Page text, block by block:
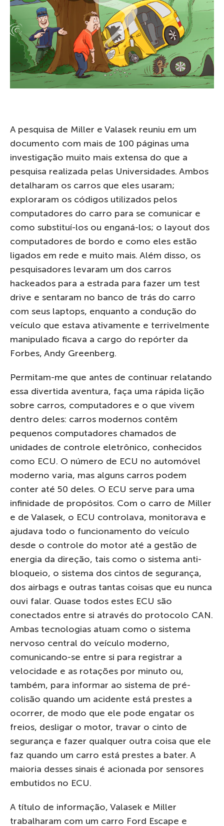
A pesquisa de Miller e Valasek reuniu em um
documento com mais de 100 páginas uma
investigação muito mais extensa do que a
pesquisa realizada pelas Universidades. Ambos
detalharam os carros que eles usaram;
exploraram os códigos utilizados pelos
computadores do carro para se comunicar e
como substituí-los ou enganá-los; o layout dos
computadores de bordo e como eles estão
ligados em rede e muito mais. Além disso, os
pesquisadores levaram um dos carros
hackeados para a estrada para fazer um test
drive e sentaram no banco de trás do carro
com seus laptops, enquanto a condução do
veículo que estava ativamente e terrivelmente
manipulado ficava a cargo do repórter da
Forbes, Andy Greenberg.
Permitam-me que antes de continuar relatando
essa divertida aventura, faça uma rápida lição
sobre carros, computadores e o que vivem
dentro deles: carros modernos contêm
pequenos computadores chamados de
unidades de controle eletrônico, conhecidos
como ECU. O número de ECU no automóvel
moderno varia, mas alguns carros podem
conter até 50 deles. O ECU serve para uma
infinidade de propósitos. Com o carro de Miller
e de Valasek, o ECU controlava, monitorava e
ajudava todo o funcionamento do veículo
desde o controle do motor até a gestão de
energia da direção, tais como o sistema anti-
bloqueio, o sistema dos cintos de segurança,
dos airbags e outras tantas coisas que eu nunca
ouvi falar. Quase todos estes ECU são
conectados entre si através do protocolo CAN.
Ambas tecnologias atuam como o sistema
nervoso central do veículo moderno,
comunicando-se entre si para registrar a
velocidade e as rotações por minuto ou,
também, para informar ao sistema de pré-
colisão quando um acidente está prestes a
ocorrer, de modo que ele pode engatar os
freios, desligar o motor, travar o cinto de
segurança e fazer qualquer outra coisa que ele
faz quando um carro está prestes a bater. A
maioria desses sinais é acionada por sensores
embutidos no ECU.
A título de informação, Valasek e Miller
trabalharam com um carro Ford Escape e